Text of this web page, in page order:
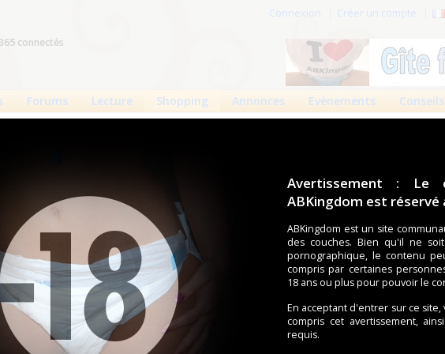
Avertissement : Le
ABKingdom est réservé
ABKingdom est un site
des couches. Bien qu'il ne
pornographique, le contenu
compris par certaines
18 ans ou plus pour pouvoir le
En acceptant d'entrer sur ce
compris cet avertissement,
requis.
Connexion Créer un compte
365 connectés
Forums Lecture Shopping Annonces Evènements Conseils
les meilleures couches (Tena, Abena, Molicare, Comficare, Confiance, Depend,
meilleurs produits aussi bien pour les fétichistes des couches que pour
Les plus récents Trier par nom
LittleForBig Brat
Little Darling
Babydoll